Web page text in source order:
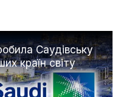
Саудівську
країн світу